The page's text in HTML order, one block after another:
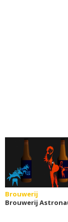
Brouwerij
Brouwerij